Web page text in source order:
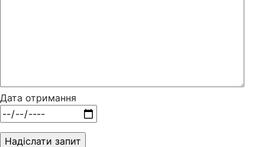
Дата отримання